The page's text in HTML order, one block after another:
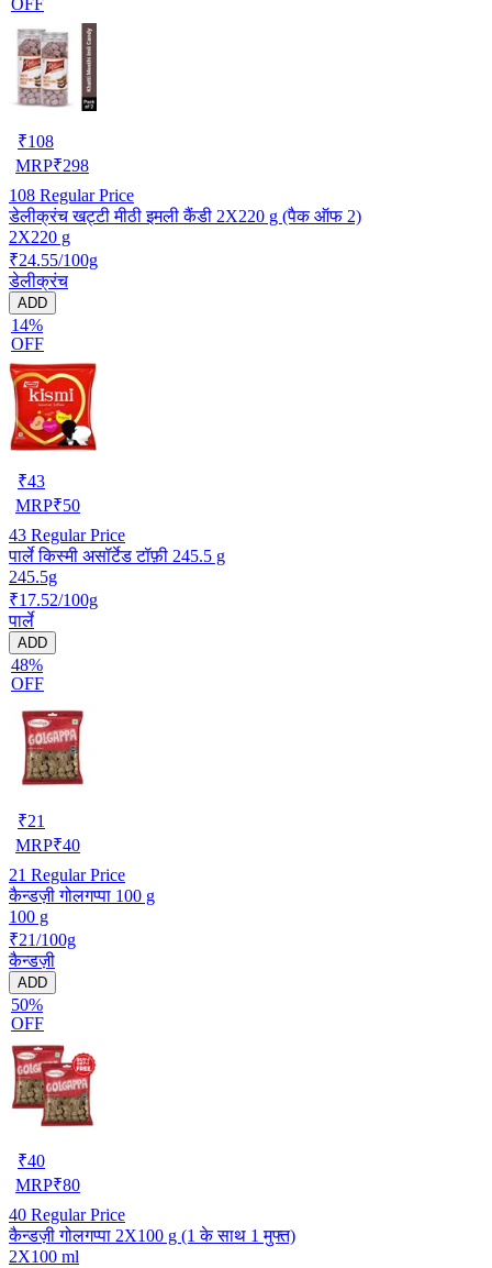
₹108
MRP₹298
108 Regular Price
डेलीक्रंच खट्टी मीठी इमली कैंडी 2X220 g (पैक ऑफ 2)
2X220 g
₹24.55/100g
डेलीक्रंच
ADD
14%
OFF
₹43
MRP₹50
43 Regular Price
पार्ले किस्मी असॉर्टेड टॉफ़ी 245.5 g
245.5g
₹17.52/100g
पार्ले
ADD
48%
OFF
₹21
MRP₹40
21 Regular Price
कैन्डज़ी गोलगप्पा 100 g
100 g
₹21/100g
कैन्डज़ी
ADD
50%
OFF
₹40
MRP₹80
40 Regular Price
कैन्डज़ी गोलगप्पा 2X100 g (1 के साथ 1 मुफ्त)
2X100 ml